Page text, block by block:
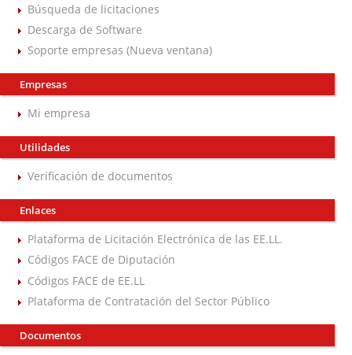
Búsqueda de licitaciones
Descarga de Software
Soporte empresas (Nueva ventana)
Empresas
Mi empresa
Utilidades
Verificación de documentos
Enlaces
Plataforma de Licitación Electrónica de las EE.LL.
Códigos FACE de Diputación
Códigos FACE de EE.LL
Plataforma de Contratación del Sector Público
Documentos